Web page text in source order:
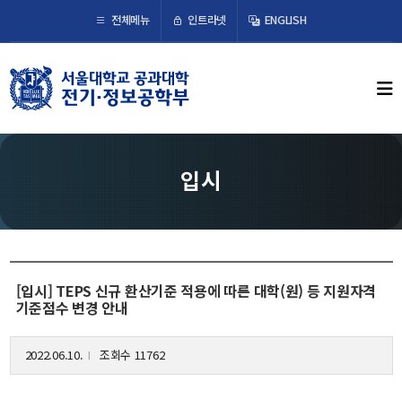
전체메뉴 인트라넷 ENGLISH ×
학부뉴스
뉴스
조직도
오시는 길
입시
[입시] TEPS 신규 환산기준 적용에 따른 대학(원) 등 지원자격
기준점수 변경 안내
2022.06.10. 조회수 11762